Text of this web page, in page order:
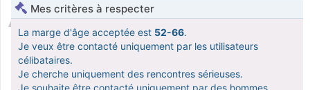
Mes critères à respecter
La marge d'âge acceptée est 52-66.
Je veux être contacté uniquement par les utilisateurs
célibataires.
Je cherche uniquement des rencontres sérieuses.